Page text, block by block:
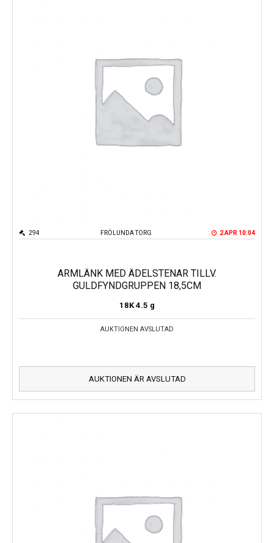
FRÖLUNDA TORG
294 2 APR 10:04
ARMLÄNK MED ÄDELSTENAR TILLV.
GULDFYNDGRUPPEN 18,5CM
18K 4.5 g
AUKTIONEN AVSLUTAD
AUKTIONEN ÄR AVSLUTAD